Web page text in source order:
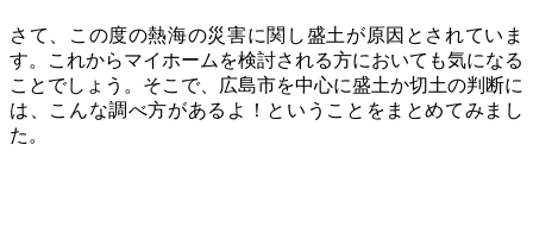
さて、この度の熱海の災害に関し盛土が原因とされていま
す。これからマイホームを検討される方においても気になる
ことでしょう。そこで、広島市を中心に盛土か切土の判断に
は、こんな調べ方があるよ！ということをまとめてみまし
た。